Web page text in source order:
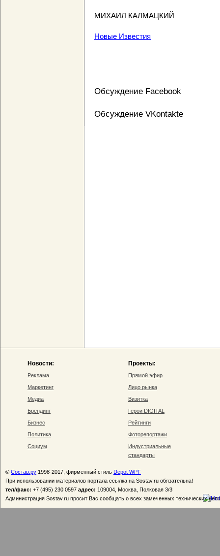
МИХАИЛ КАЛМАЦКИЙ
Новые Известия
Обсуждение Facebook
Обсуждение VKontakte
Новости:
Реклама
Маркетинг
Медиа
Брендинг
Бизнес
Политика
Социум
Проекты:
Прямой эфир
Лицо рынка
Визитка
Герои DIGITAL
Рейтинги
Фоторепортажи
Индустриальные
стандарты
© Состав.ру 1998-2017, фирменный стиль Depot WPF
При использовании материалов портала ссылка на Sostav.ru обязательна!
тел/факс: +7 (495) 230 0597 адрес: 109004, Москва, Полковая 3/3
Администрация Sostav.ru просит Вас сообщать о всех замеченных технических